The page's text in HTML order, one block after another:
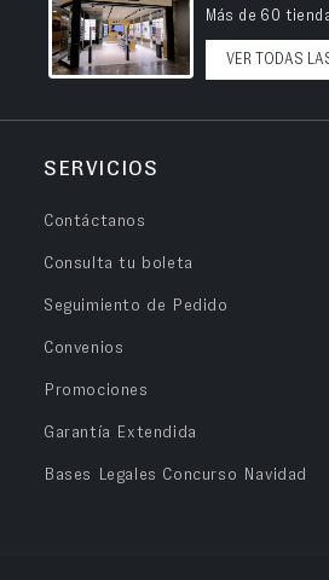
Más de 60
VER TODAS
SERVICIOS
Contáctanos
Consulta tu boleta
Seguimiento de Pedido
Convenios
Promociones
Garantía Extendida
Bases Legales Concurso Navidad